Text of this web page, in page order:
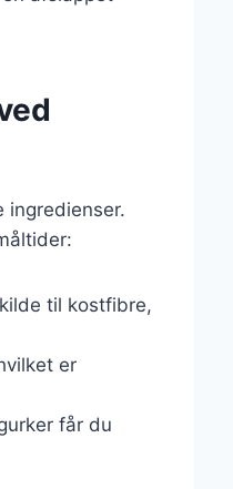
til kostfibre,
er
får du